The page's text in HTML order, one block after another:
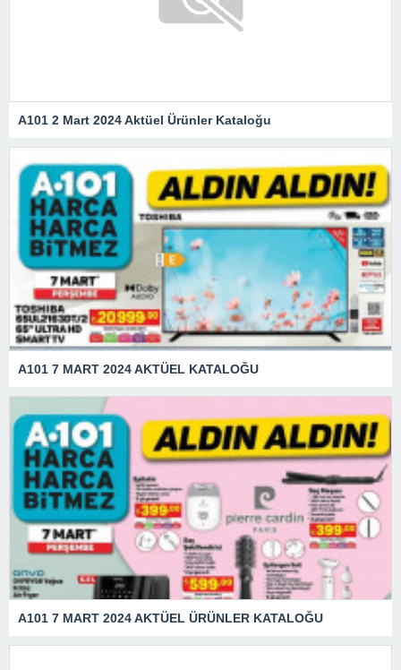
A101 2 Mart 2024 Aktüel Ürünler Kataloğu
A101 7 MART 2024 AKTÜEL KATALOĞU
A101 7 MART 2024 AKTÜEL ÜRÜNLER KATALOĞU